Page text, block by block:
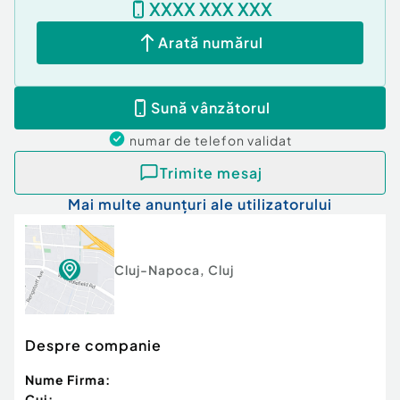
XXXX XXX XXX
Arată numărul
Sună vânzătorul
numar de telefon validat
Trimite mesaj
Mai multe anunțuri ale utilizatorului
Cluj-Napoca, Cluj
Despre companie
Nume Firma: